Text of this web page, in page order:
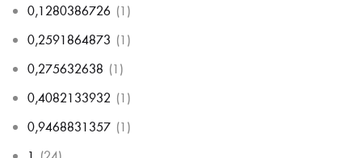
0,1280386726 (1)
0,2591864873 (1)
0,275632638 (1)
0,4082133932 (1)
0,9468831357 (1)